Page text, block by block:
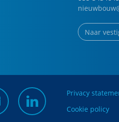
Naar
Privacy
Cookie policy